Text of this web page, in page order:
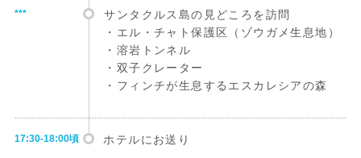
***
サンタクルス島の見どころを訪問
・エル・チャト保護区（ゾウガメ生息地）
・溶岩トンネル
・双子クレーター
・フィンチが生息するエスカレシアの森
17:30-18:00頃 ホテルにお送り